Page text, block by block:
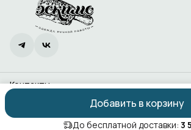
Добавить в корзину
До бесплатной доставки: 3
Контакты
Ростов-на-Дону, проспект 40-летия
Телефон
8 (966) 988-83-88
ОплатаДоставкаПравила возврата